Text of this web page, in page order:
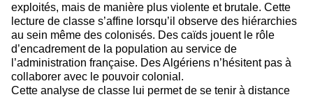
exploités, mais de manière plus violente et brutale. Cette
lecture de classe s’affine lorsqu’il observe des hiérarchies
au sein même des colonisés. Des caïds jouent le rôle
d’encadrement de la population au service de
l’administration française. Des Algériens n’hésitent pas à
collaborer avec le pouvoir colonial.
Cette analyse de classe lui permet de se tenir à distance